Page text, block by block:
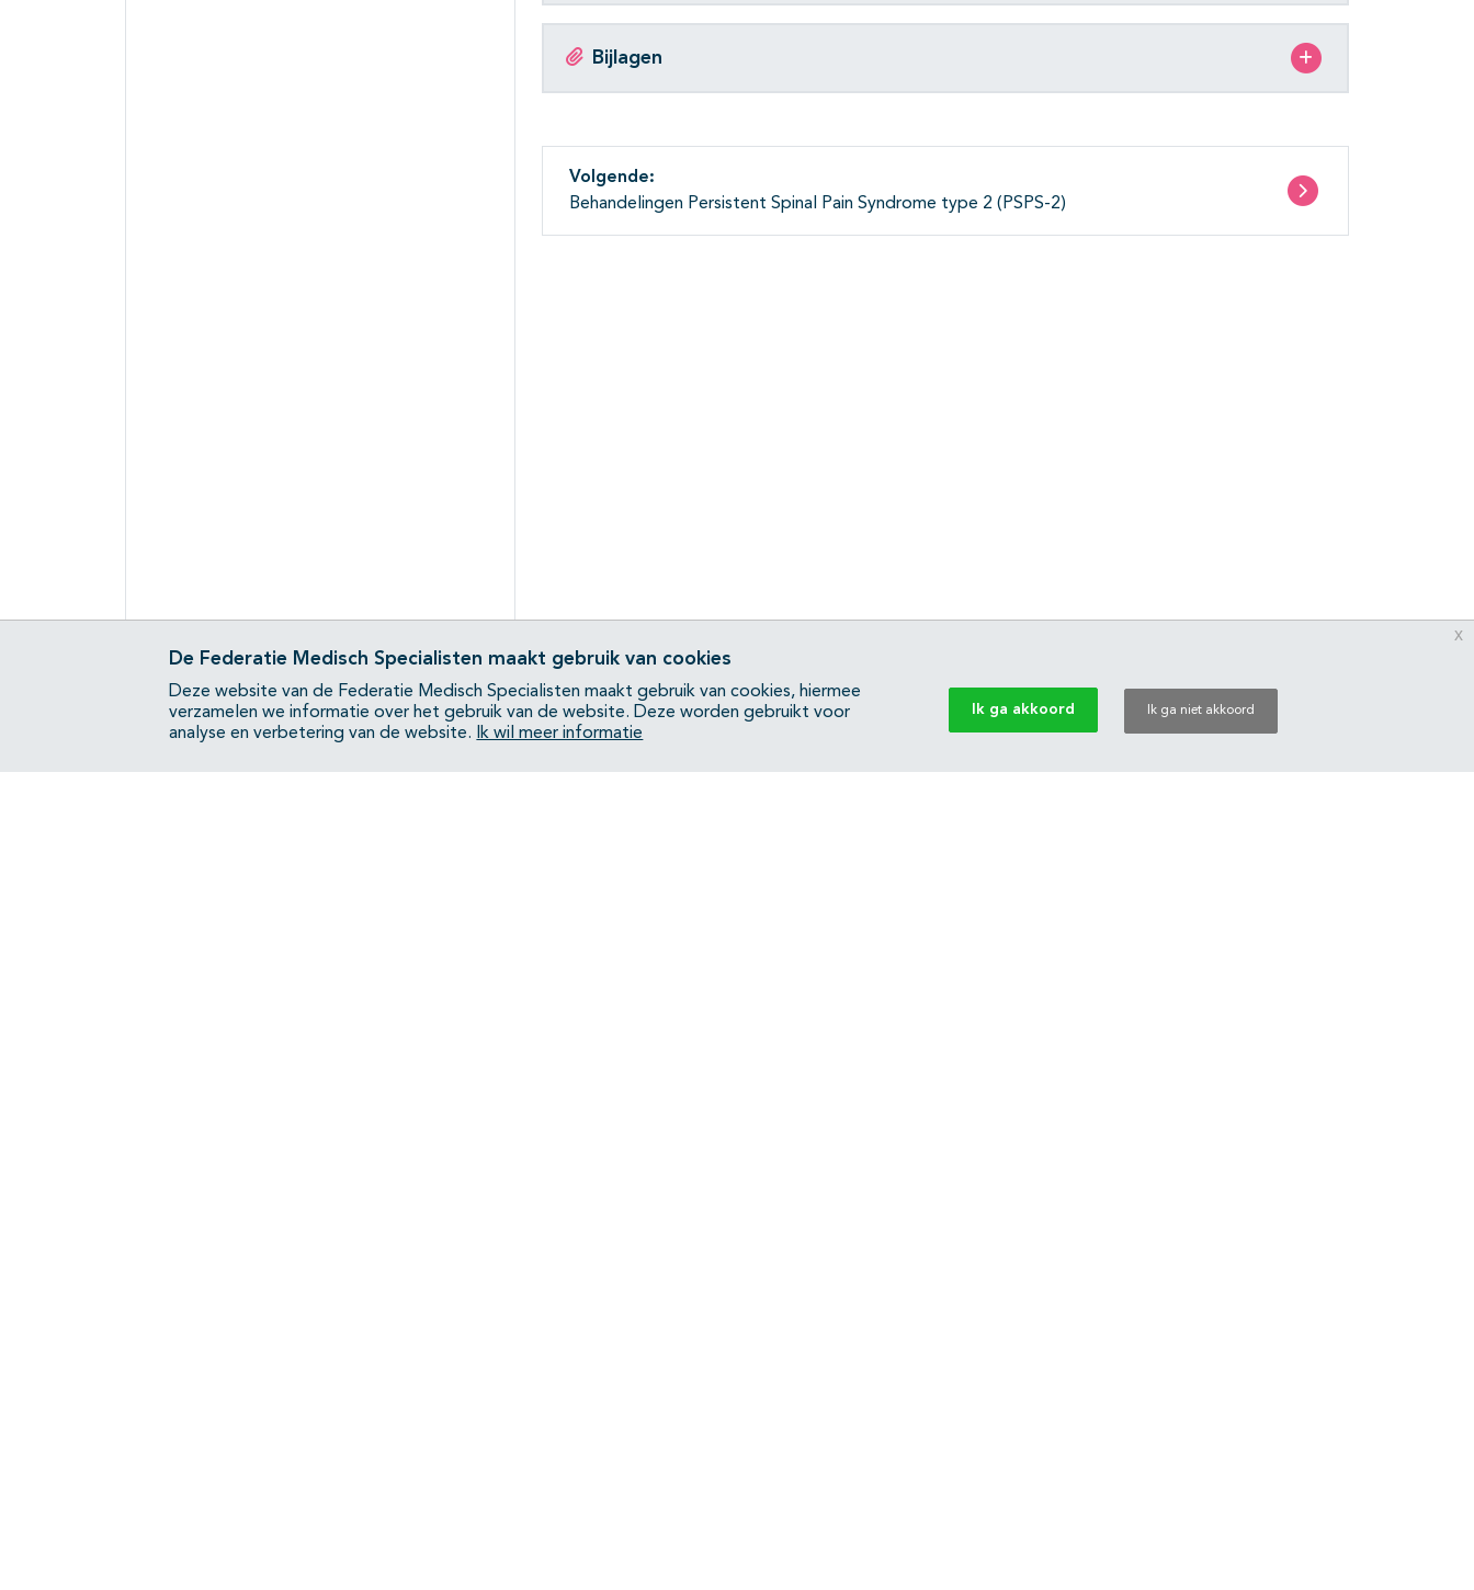
Bijlagen
Volgende:
Behandelingen Persistent Spinal Pain Syndrome type 2 (PSPS-2)
De Federatie Medisch Specialisten maakt gebruik van cookies
Deze website van de Federatie Medisch Specialisten maakt gebruik van cookies, hiermee
verzamelen we informatie over het gebruik van de website. Deze worden gebruikt voor
analyse en verbetering van de website.
Ik wil meer informatie
Ik ga akkoord Ik ga niet akkoord
x